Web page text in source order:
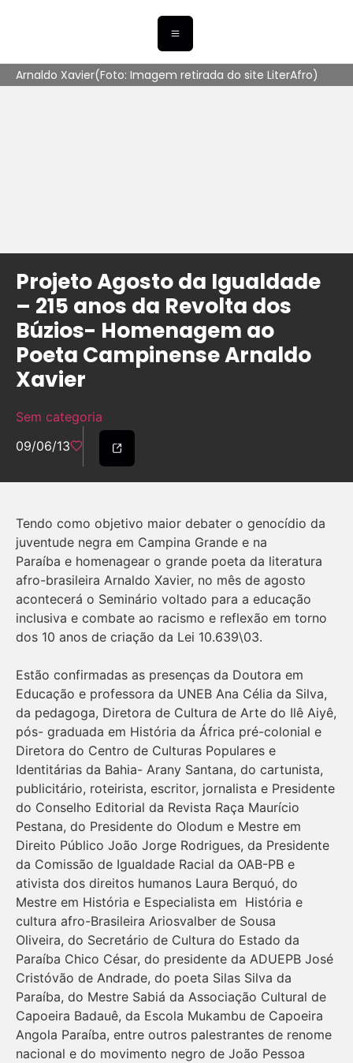
Arnaldo Xavier(Foto: Imagem retirada do site LiterAfro)
Projeto Agosto da Igualdade
– 215 anos da Revolta dos
Búzios- Homenagem ao
Poeta Campinense Arnaldo
Xavier
Sem categoria
09/06/13
Tendo como objetivo maior debater o genocídio da
juventude negra em Campina Grande e na
Paraíba e homenagear o grande poeta da literatura
afro-brasileira Arnaldo Xavier, no mês de agosto
acontecerá o Seminário voltado para a educação
inclusiva e combate ao racismo e reflexão em torno
dos 10 anos de criação da Lei 10.639\03.
Estão confirmadas as presenças da Doutora em
Educação e professora da UNEB Ana Célia da Silva,
da pedagoga, Diretora de Cultura de Arte do Ilê Aiyê,
pós- graduada em História da África pré-colonial e
Diretora do Centro de Culturas Populares e
Identitárias da Bahia- Arany Santana, do cartunista,
publicitário, roteirista, escritor, jornalista e Presidente
do Conselho Editorial da Revista Raça Maurício
Pestana, do Presidente do Olodum e Mestre em
Direito Público João Jorge Rodrigues, da Presidente
da Comissão de Igualdade Racial da OAB-PB e
ativista dos direitos humanos Laura Berquó, do
Mestre em História e Especialista em História e
cultura afro-Brasileira Ariosvalber de Sousa
Oliveira, do Secretário de Cultura do Estado da
Paraíba Chico César, do presidente da ADUEPB José
Cristóvão de Andrade, do poeta Silas Silva da
Paraíba, do Mestre Sabiá da Associação Cultural de
Capoeira Badauê, da Escola Mukambu de Capoeira
Angola Paraíba, entre outros palestrantes de renome
nacional e do movimento negro de João Pessoa